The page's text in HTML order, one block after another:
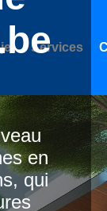
Services
en
qui